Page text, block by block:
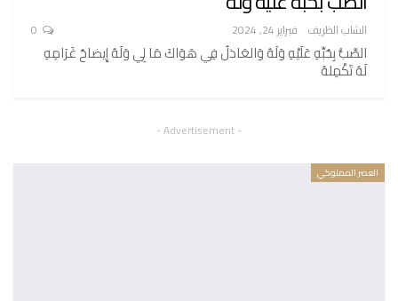
الشاب الظريف فبراير 24, 2024
الصَّبُّ بِحُبِّهِ عَلَيْهِ وَلَهُ وَالعَاذلُ فِي هَوَاكَ مَا لِي وَلَهُ إِيضاحُ غَرَامِهِ
لَهُ تَكْمِلهُ
- Advertisement -
العصر المملوكي